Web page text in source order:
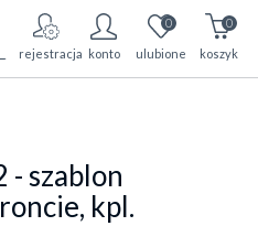
rejestracja konto
0
ulubione
0
koszyk
- szablon
kpl.